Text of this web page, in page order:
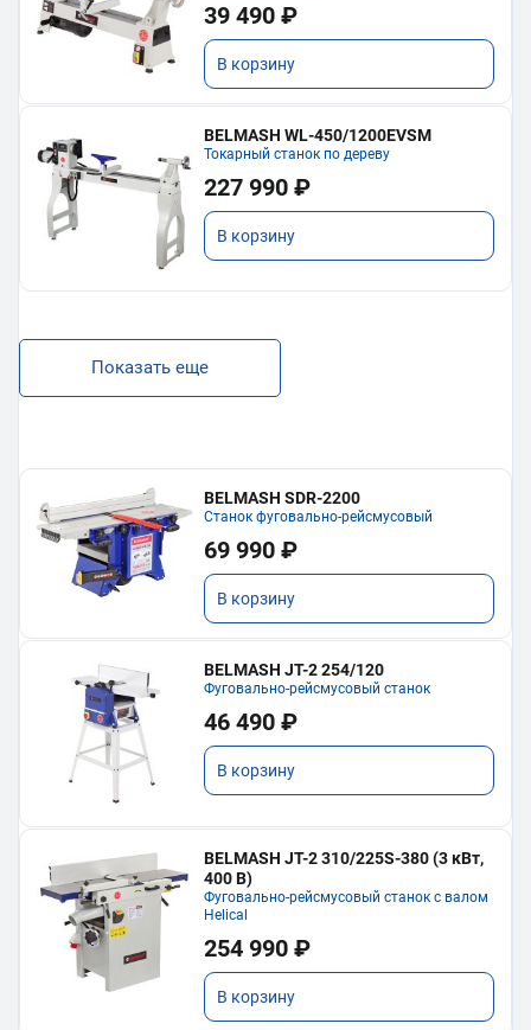
39 490 ₽
В корзину
BELMASH WL-450/1200EVSM
Токарный станок по дереву
227 990 ₽
В корзину
Показать еще
BELMASH SDR-2200
Станок фуговально-рейсмусовый
69 990 ₽
В корзину
BELMASH JT-2 254/120
Фуговально-рейсмусовый станок
46 490 ₽
В корзину
BELMASH JT-2 310/225S-380 (3 кВт,
400 В)
Фуговально-рейсмусовый станок с валом
Helical
254 990 ₽
В корзину